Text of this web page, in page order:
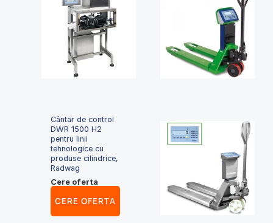
Cântar de control
DWR 1500 H2
pentru linii
tehnologice cu
produse cilindrice,
Radwag
Cere oferta
CERE OFERTA